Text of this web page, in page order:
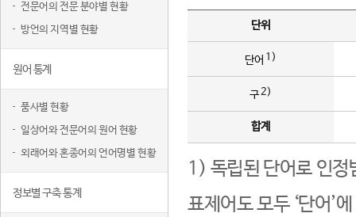
전문어의 전문 분야별 현황
방언의 지역별 현황
원어 통계
품사별 현황
일상어와 전문어의 원어 현황
외래어와 혼종어의 언어명별 현황
정보별 구축 통계
단위
단어 1)
구2)
합계
1) 독립된 단어로 인정
표제어도 모두 ‘단어’